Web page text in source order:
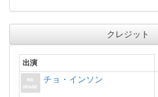
クレジット
出演
チョ・インソン